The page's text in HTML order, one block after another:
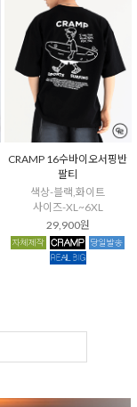
CRAMP 16수바이오서핑반
팔티
색상-블랙,화이트
사이즈-XL~6XL
29,900원